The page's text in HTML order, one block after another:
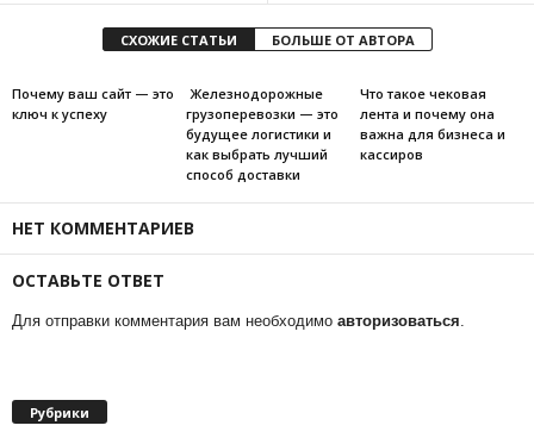
СХОЖИЕ СТАТЬИ БОЛЬШЕ ОТ АВТОРА
Почему ваш сайт — это
ключ к успеху
Железнодорожные
грузоперевозки — это
будущее логистики и
как выбрать лучший
способ доставки
Что такое чековая
лента и почему она
важна для бизнеса и
кассиров
НЕТ КОММЕНТАРИЕВ
ОСТАВЬТЕ ОТВЕТ
Для отправки комментария вам необходимо авторизоваться.
Рубрики